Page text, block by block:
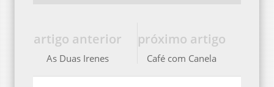
próximo artigo
Café com Canela
artigo anterior
As Duas Irenes